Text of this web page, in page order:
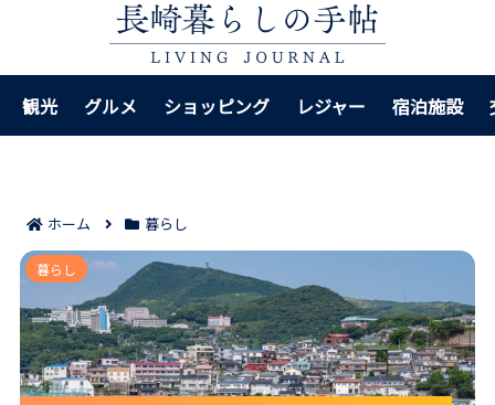
観光 グルメ ショッピング レジャー 宿泊施設
ホーム 暮らし
松浦市の治安を見る7つの視点｜移住前に知りたい地域
特性と暮らしの注意点！
暮らし